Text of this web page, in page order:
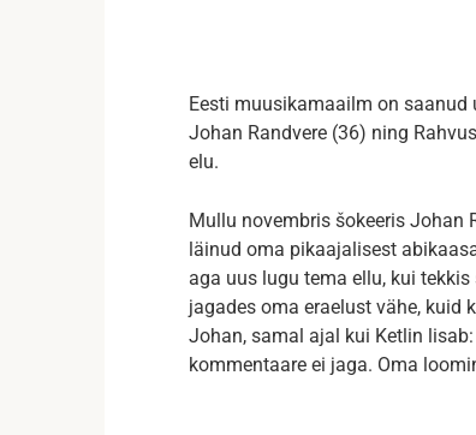
Eesti muusikamaailm on
Johan Randvere (36) ning
elu.
Mullu novembris šokeeris Johan
läinud oma pikaajalisest
aga uus lugu tema ellu, kui
jagades oma eraelust vähe, kuid
Johan, samal ajal kui Ketlin
kommentaare ei jaga. Oma